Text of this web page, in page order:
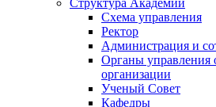
Схема управления
Ректор
Администрация и
Органы управления
организации
Ученый Совет
Кафедры